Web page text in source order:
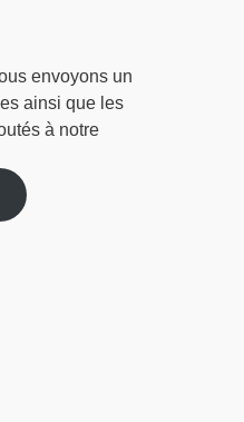
envoyons un
ainsi que les
à notre